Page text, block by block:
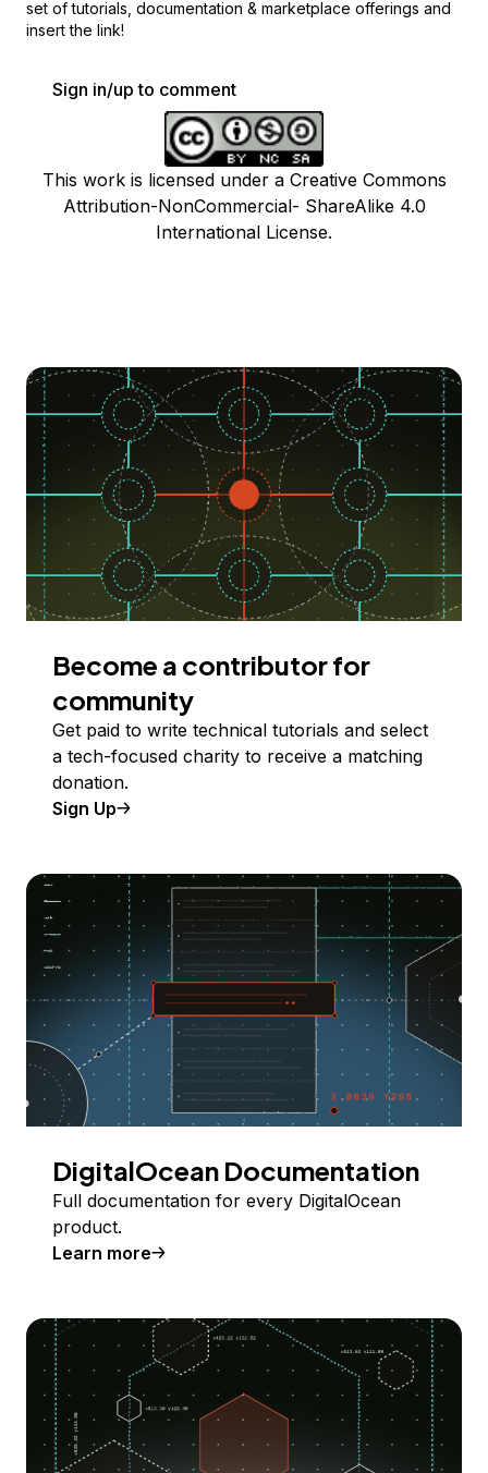
set of tutorials, documentation & marketplace offerings and
insert the link!
Sign in/up to comment
This work is licensed under a Creative Commons
Attribution-NonCommercial- ShareAlike 4.0
International License.
Become a contributor for
community
Get paid to write technical tutorials and select
a tech-focused charity to receive a matching
donation.
Sign Up
DigitalOcean Documentation
Full documentation for every DigitalOcean
product.
Learn more